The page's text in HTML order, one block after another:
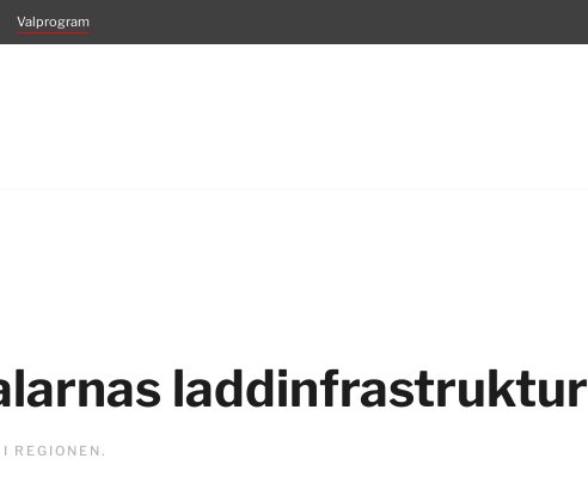
Valprogram
laddinfrastruktur
REGIONEN.